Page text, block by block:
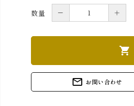
数量 － ＋
shopping_cart
mail_outline お問い合わせ